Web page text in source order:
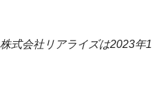
式会社リアライズは2023